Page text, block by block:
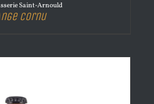
Saint-Arnould
cornu